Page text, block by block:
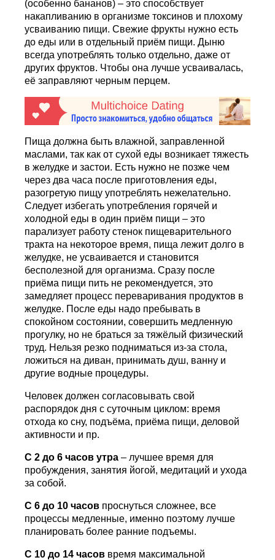
(особенно бананов) – это способствует
накапливанию в организме токсинов и плохому
усваиванию пищи. Свежие фрукты нужно есть
до еды или в отдельный приём пищи. Дыню
всегда употреблять только отдельно, даже от
других фруктов. Чтобы она лучше усваивалась,
её заправляют черным перцем.
Пища должна быть влажной, заправленной
маслами, так как от сухой еды возникает тяжесть
в желудке и застои. Есть нужно не позже чем
через два часа после приготовления еды,
разогретую пищу употреблять нежелательно.
Следует избегать употребления горячей и
холодной еды в один приём пищи – это
парализует работу стенок пищеварительного
тракта на некоторое время, пища лежит долго в
желудке, не усваивается и становится
бесполезной для организма. Сразу после
приёма пищи пить не рекомендуется, это
замедляет процесс переваривания продуктов в
желудке. После еды надо пребывать в
спокойном состоянии, совершить медленную
прогулку, но не браться за тяжёлый физический
труд. Нельзя резко подниматься из-за стола,
ложиться на диван, принимать душ, ванну и
другие водные процедуры.
Человек должен согласовывать свой
распорядок дня с суточным циклом: время
отхода ко сну, подъёма, приёма пищи, деловой
активности и пр.
С 2 до 6 часов утра – лучшее время для
пробуждения, занятия йогой, медитаций и ухода
за собой.
С 6 до 10 часов проснуться сложнее, все
процессы медленные, именно поэтому лучше
планировать более ранние подъемы.
С 10 до 14 часов время максимальной